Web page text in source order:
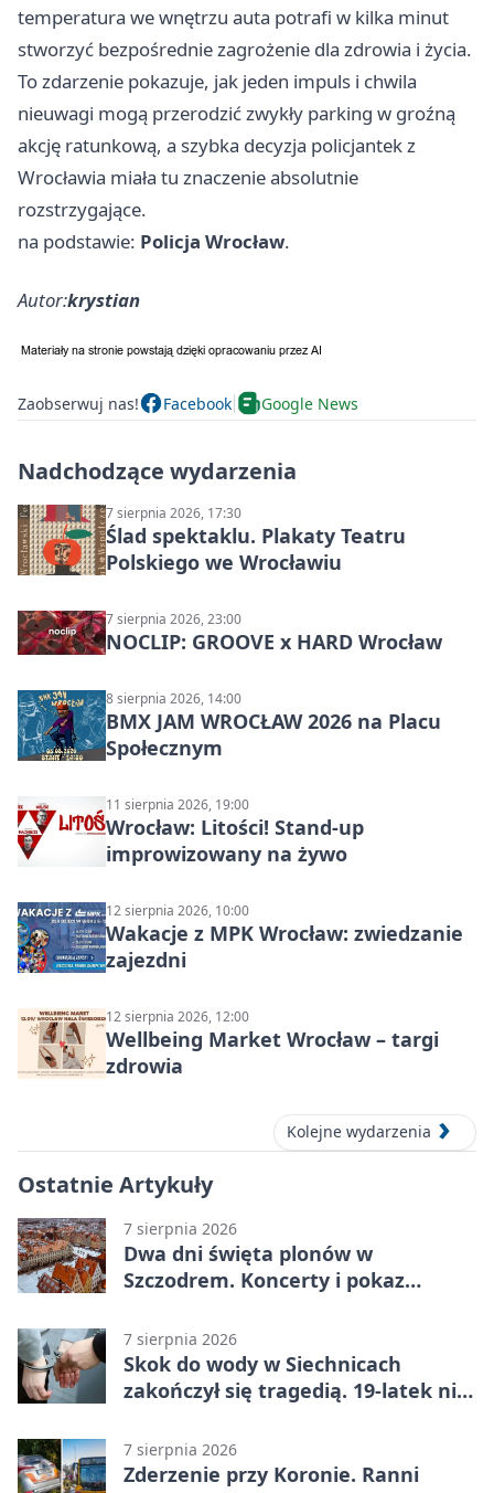
temperatura we wnętrzu auta potrafi w kilka minut
stworzyć bezpośrednie zagrożenie dla zdrowia i życia.
To zdarzenie pokazuje, jak jeden impuls i chwila
nieuwagi mogą przerodzić zwykły parking w groźną
akcję ratunkową, a szybka decyzja policjantek z
Wrocławia miała tu znaczenie absolutnie
rozstrzygające.
na podstawie: Policja Wrocław.
Autor:krystian
Zaobserwuj nas! Facebook Google News
Nadchodzące wydarzenia
7 sierpnia 2026, 17:30
Ślad spektaklu. Plakaty Teatru
Polskiego we Wrocławiu
7 sierpnia 2026, 23:00
NOCLIP: GROOVE x HARD Wrocław
8 sierpnia 2026, 14:00
BMX JAM WROCŁAW 2026 na Placu
Społecznym
11 sierpnia 2026, 19:00
Wrocław: Litości! Stand-up
improwizowany na żywo
12 sierpnia 2026, 10:00
Wakacje z MPK Wrocław: zwiedzanie
zajezdni
12 sierpnia 2026, 12:00
Wellbeing Market Wrocław – targi
zdrowia
Kolejne wydarzenia
Ostatnie Artykuły
7 sierpnia 2026
Dwa dni święta plonów w
Szczodrem. Koncerty i pokaz
7 sierpnia 2026
Skok do wody w Siechnicach
zakończył się tragedią. 19-latek nie
7 sierpnia 2026
Zderzenie przy Koronie. Ranni